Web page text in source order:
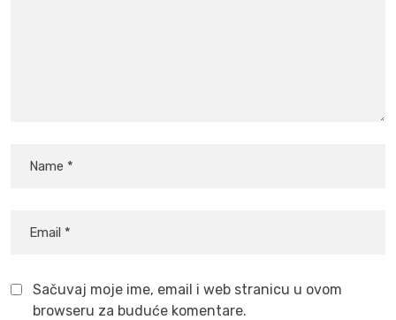
Sačuvaj moje ime, email i web stranicu u ovom
browseru za buduće komentare.